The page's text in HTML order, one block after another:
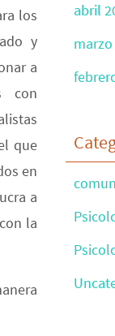
los
y
a
con
que
en
a
la
abril